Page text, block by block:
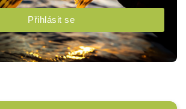
Přihlásit se